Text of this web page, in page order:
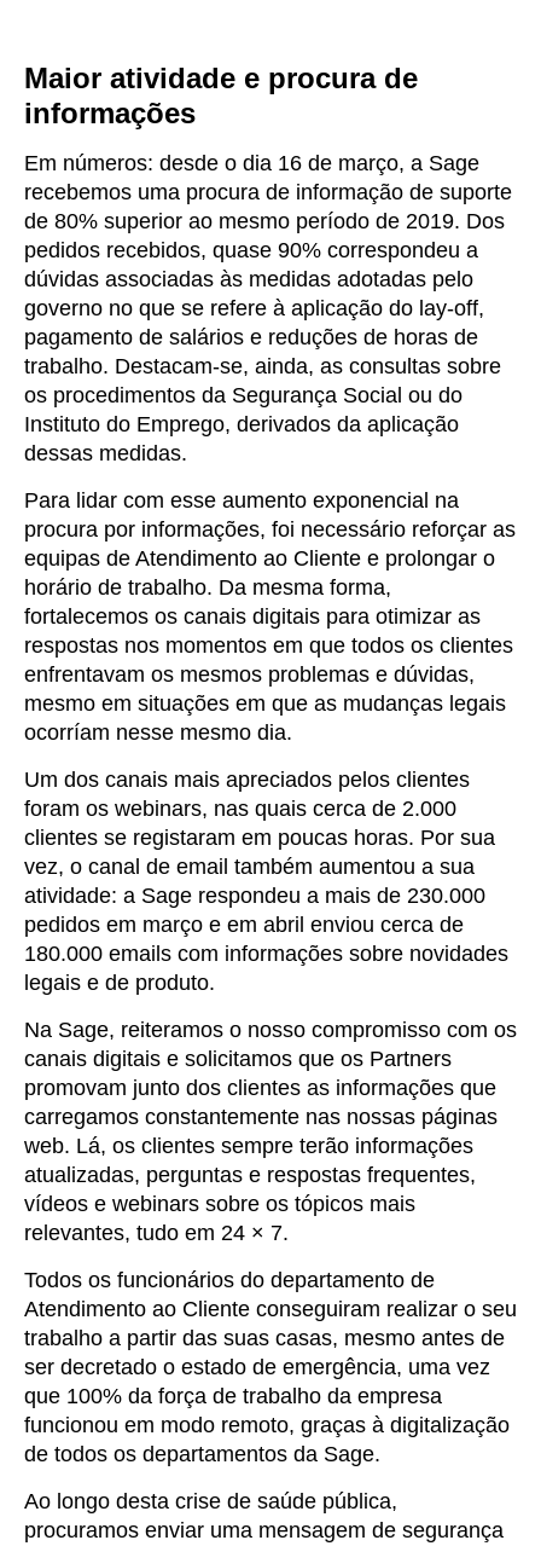
Maior atividade e procura de
informações
Em números: desde o dia 16 de março, a Sage
recebemos uma procura de informação de suporte
de 80% superior ao mesmo período de 2019. Dos
pedidos recebidos, quase 90% correspondeu a
dúvidas associadas às medidas adotadas pelo
governo no que se refere à aplicação do lay-off,
pagamento de salários e reduções de horas de
trabalho. Destacam-se, ainda, as consultas sobre
os procedimentos da Segurança Social ou do
Instituto do Emprego, derivados da aplicação
dessas medidas.
Para lidar com esse aumento exponencial na
procura por informações, foi necessário reforçar as
equipas de Atendimento ao Cliente e prolongar o
horário de trabalho. Da mesma forma,
fortalecemos os canais digitais para otimizar as
respostas nos momentos em que todos os clientes
enfrentavam os mesmos problemas e dúvidas,
mesmo em situações em que as mudanças legais
ocorríam nesse mesmo dia.
Um dos canais mais apreciados pelos clientes
foram os webinars, nas quais cerca de 2.000
clientes se registaram em poucas horas. Por sua
vez, o canal de email também aumentou a sua
atividade: a Sage respondeu a mais de 230.000
pedidos em março e em abril enviou cerca de
180.000 emails com informações sobre novidades
legais e de produto.
Na Sage, reiteramos o nosso compromisso com os
canais digitais e solicitamos que os Partners
promovam junto dos clientes as informações que
carregamos constantemente nas nossas páginas
web. Lá, os clientes sempre terão informações
atualizadas, perguntas e respostas frequentes,
vídeos e webinars sobre os tópicos mais
relevantes, tudo em 24 × 7.
Todos os funcionários do departamento de
Atendimento ao Cliente conseguiram realizar o seu
trabalho a partir das suas casas, mesmo antes de
ser decretado o estado de emergência, uma vez
que 100% da força de trabalho da empresa
funcionou em modo remoto, graças à digitalização
de todos os departamentos da Sage.
Ao longo desta crise de saúde pública,
procuramos enviar uma mensagem de segurança